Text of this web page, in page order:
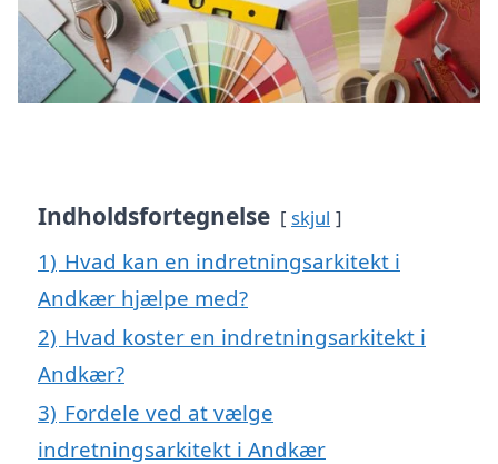
Indholdsfortegnelse skjul
1) Hvad kan en indretningsarkitekt i
Andkær hjælpe med?
2) Hvad koster en indretningsarkitekt i
Andkær?
3) Fordele ved at vælge
indretningsarkitekt i Andkær